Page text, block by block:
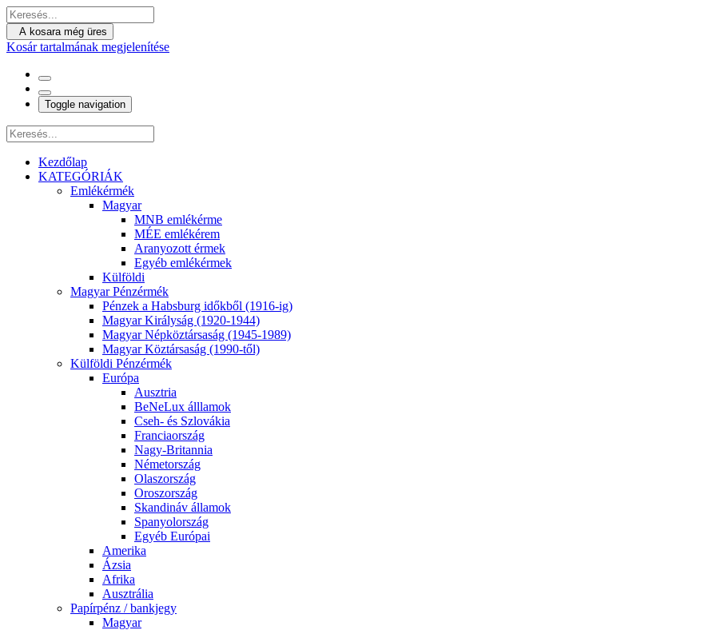
A kosara még üres
Kosár tartalmának megjelenítése
Toggle navigation
Kezdőlap
KATEGÓRIÁK
Emlékérmék
Magyar
MNB emlékérme
MÉE emlékérem
Aranyozott érmek
Egyéb emlékérmek
Külföldi
Magyar Pénzérmék
Pénzek a Habsburg időkből (1916-ig)
Magyar Királyság (1920-1944)
Magyar Népköztársaság (1945-1989)
Magyar Köztársaság (1990-től)
Külföldi Pénzérmék
Európa
Ausztria
BeNeLux álllamok
Cseh- és Szlovákia
Franciaország
Nagy-Britannia
Németország
Olaszország
Oroszország
Skandináv államok
Spanyolország
Egyéb Európai
Amerika
Ázsia
Afrika
Ausztrália
Papírpénz / bankjegy
Magyar